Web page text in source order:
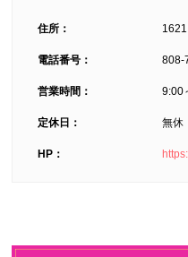
住所：
電話番号：
営業時間： 9:00
定休日： 無休
HP：